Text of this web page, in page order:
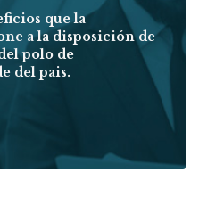
que la
a la disposición de
polo de
del pais.